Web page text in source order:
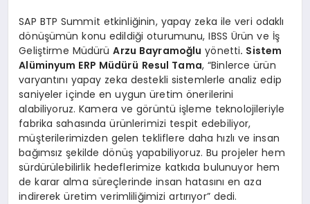
SAP BTP Summit etkinliğinin, yapay zeka ile veri odaklı
dönüşümün konu edildiği oturumunu, IBSS Ürün ve İş
Geliştirme MüdürüArzu Bayramoğlu yönetti. Sistem
Alüminyum ERP Müdürü Resul Tama, “Binlerce ürün
varyantını yapay zeka destekli sistemlerle analiz edip
saniyeler içinde en uygun üretim önerilerini
alabiliyoruz. Kamera ve görüntü işleme teknolojileriyle
fabrika sahasında ürünlerimizi tespit edebiliyor,
müşterilerimizden gelen tekliflere daha hızlı ve insan
bağımsız şekilde dönüş yapabiliyoruz. Bu projeler hem
sürdürülebilirlik hedeflerimize katkıda bulunuyor hem
de karar alma süreçlerinde insan hatasını en aza
indirerek üretim verimliliğimizi artırıyor” dedi.